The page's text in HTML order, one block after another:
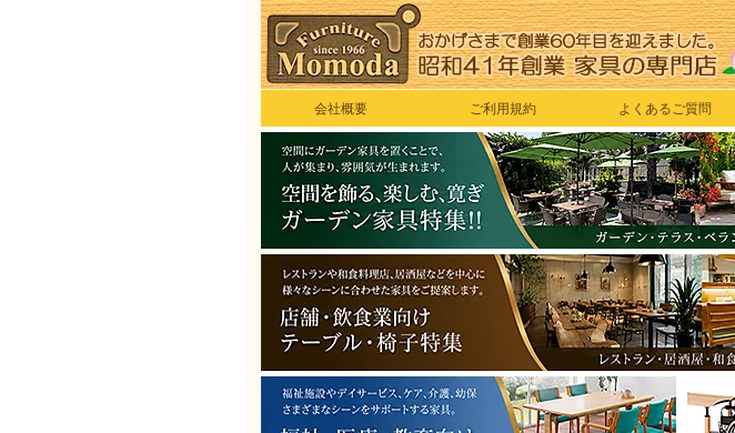
会社概要 ご利用規約 よくあるご質問